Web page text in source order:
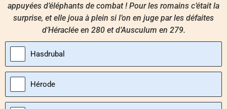
appuyées d’éléphants de combat ! Pour les romains c’était la
surprise, et elle joua à plein si l’on en juge par les défaites
d’Héraclée en 280 et d’Ausculum en 279.
Hasdrubal
Hérode